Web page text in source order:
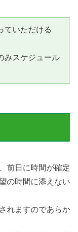
ていただける
みスケジュール
前日に時間が確定
の時間に添えない
れますのであらか